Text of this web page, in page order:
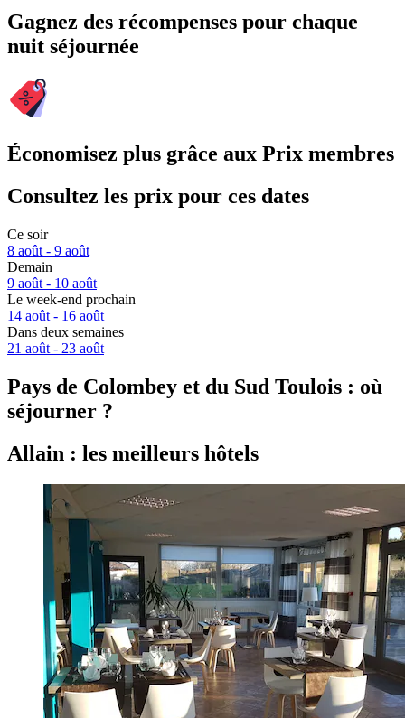
Gagnez des récompenses pour chaque
nuit séjournée
Économisez plus grâce aux Prix membres
Consultez les prix pour ces dates
Ce soir
8 août - 9 août
Demain
9 août - 10 août
Le week-end prochain
14 août - 16 août
Dans deux semaines
21 août - 23 août
Pays de Colombey et du Sud Toulois : où
séjourner ?
Allain : les meilleurs hôtels